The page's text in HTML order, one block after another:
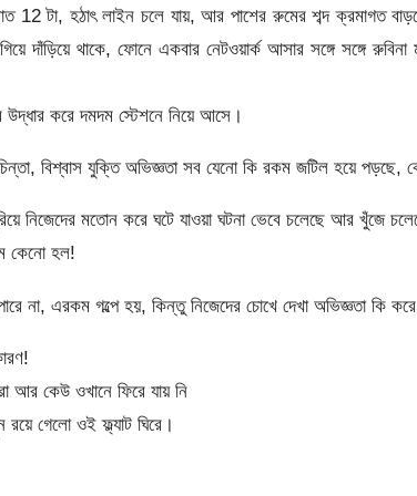
12 টা, হঠাৎ লাইন চলে যায়, আর পাশের রুমের শব্দ ক্রমাগত
গিয়ে দাঁড়িয়ে থাকে, ফোনে একবার নেটওয়ার্ক আসার সঙ্গে
উদ্ধার করে দমদম স্টেশনে নিয়ে আসে।
বিশ্বাস যুক্তি অভিজ্ঞতা সব যেনো কি রকম জটিল হয়ে পড়ছে,
নিজেদের মতোন করে ঘটে যাওয়া ঘটনা ভেবে চলেছে আর খুঁজে
কেনো হল!
না, এরকম গল্পে হয়, কিন্তু নিজেদের চোখে দেখা অভিজ্ঞতা কি
কেউ ওখানে ফিরে যায় নি
গেলো ওই ফ্ল্যাট ঘিরে।